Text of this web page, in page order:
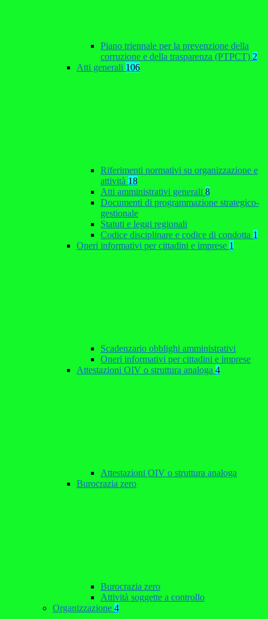
Piano triennale per la prevenzione della
corruzione e della trasparenza (PTPCT) 2
Atti generali 106
Riferimenti normativi su organizzazione e
attività 18
Atti amministrativi generali 8
Documenti di programmazione strategico-
gestionale
Statuti e leggi regionali
Codice disciplinare e codice di condotta 1
Oneri informativi per cittadini e imprese 1
Scadenzario obblighi amministrativi
Oneri informativi per cittadini e imprese
Attestazioni OIV o struttura analoga 4
Attestazioni OIV o struttura analoga
Burocrazia zero
Burocrazia zero
Attività soggette a controllo
Organizzazione 4